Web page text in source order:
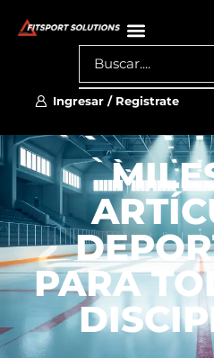
Ingresar / Registrate
PARA